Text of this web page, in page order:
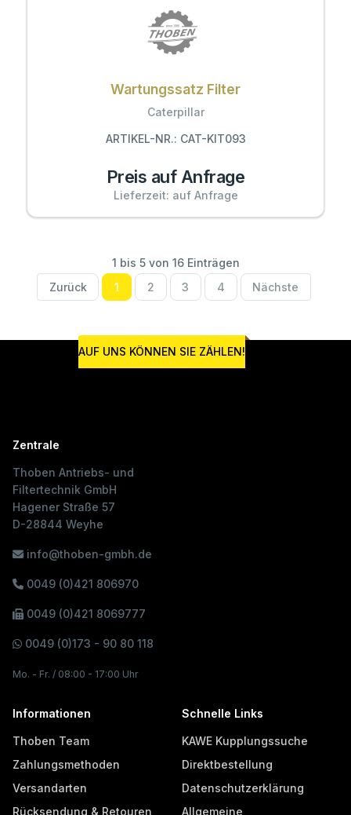
Wartungssatz Filter
Caterpillar
ARTIKEL-NR.: CAT-KIT093
Preis auf Anfrage
Lieferzeit: auf Anfrage
1 bis 5 von 16 Einträgen
Zurück
1 2 3 4 Nächste
AUF UNS KÖNNEN SIE ZÄHLEN!
Zentrale
Thoben Antriebs- und
Filtertechnik GmbH
Hagener Straße 57
D-28844 Weyhe
info@thoben-gmbh.de
0049 (0)421 806970
0049 (0)421 8069777
0049 (0)173 - 90 80 118
Mo. - Fr. / 08:00 - 17:00 Uhr
Informationen
Thoben Team
Zahlungsmethoden
Versandarten
Rücksendung & Retouren
Schnelle Links
KAWE Kupplungssuche
Direktbestellung
Datenschutzerklärung
Allgemeine